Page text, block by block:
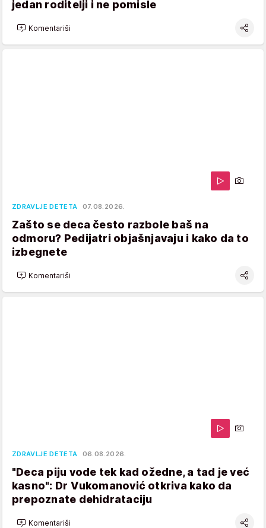
jedan roditelji i ne pomisle
Komentariši
ZDRAVLJE DETETA 07.08.2026.
Zašto se deca često razbole baš na
odmoru? Pedijatri objašnjavaju i kako da to
izbegnete
Komentariši
ZDRAVLJE DETETA 06.08.2026.
"Deca piju vode tek kad ožedne, a tad je već
kasno": Dr Vukomanović otkriva kako da
prepoznate dehidrataciju
Komentariši